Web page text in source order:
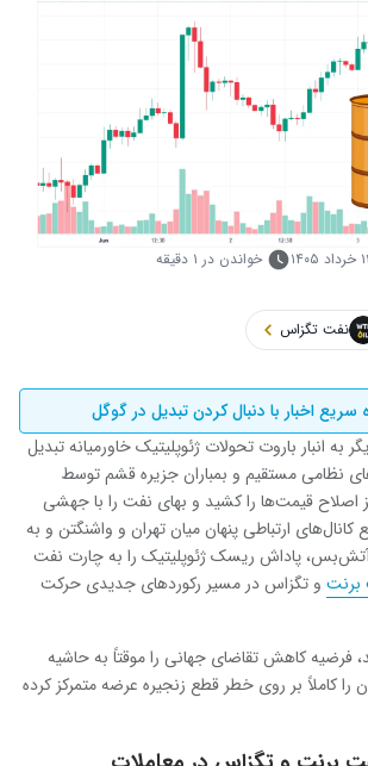
خواندن در ۱ دقیقه
نفت تگزاس
اخبار با دنبال کردن تبدیل در گوگل
به انبار باروت تحولات ژئوپلیتیک خاورمیانه تبدیل
نظامی مستقیم و بمباران جزیره قشم توسط
اصلاح قیمت‌ها را کشید و بهای نفت را با جهشی
کانال‌های ارتباطی پنهان میان تهران و واشنگتن و به
پاداش ریسک ژئوپلیتیک را به چارت نفت
برنت و تگزاس در مسیر رکوردهای جدیدی حرکت
فرضیه کاهش تقاضای جهانی را موقتاً به حاشیه
را کاملاً بر روی خطر قطع زنجیره عرضه متمرکز کرده